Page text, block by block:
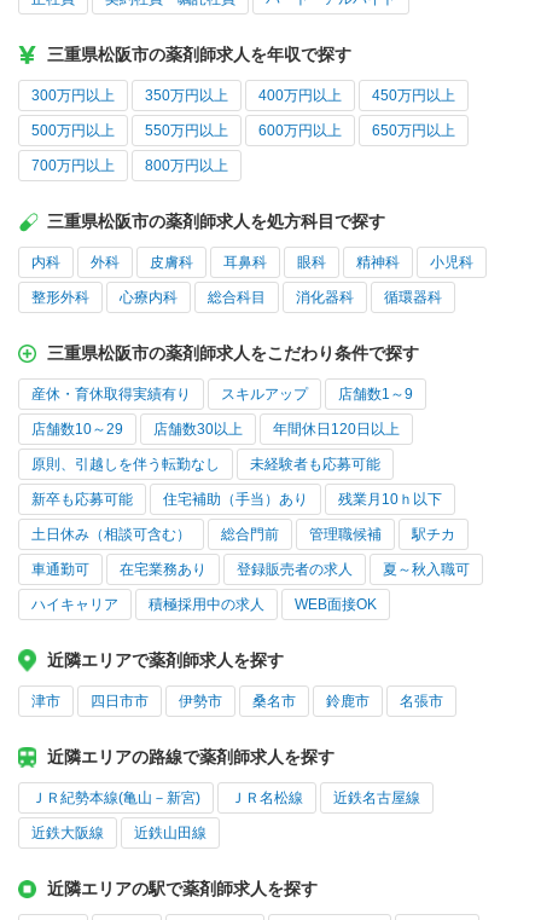
三重県松阪市の薬剤師求人を年収で探す
300万円以上 350万円以上 400万円以上 450万円以上
500万円以上 550万円以上 600万円以上 650万円以上
700万円以上 800万円以上
三重県松阪市の薬剤師求人を処方科目で探す
内科 外科 皮膚科 耳鼻科 眼科 精神科 小児科
整形外科 心療内科 総合科目 消化器科 循環器科
三重県松阪市の薬剤師求人をこだわり条件で探す
産休・育休取得実績有り スキルアップ 店舗数1～9
店舗数10～29 店舗数30以上 年間休日120日以上
原則、引越しを伴う転勤なし 未経験者も応募可能
新卒も応募可能 住宅補助（手当）あり 残業月10ｈ以下
土日休み（相談可含む） 総合門前 管理職候補 駅チカ
車通勤可 在宅業務あり 登録販売者の求人 夏～秋入職可
ハイキャリア 積極採用中の求人 WEB面接OK
近隣エリアで薬剤師求人を探す
津市 四日市市 伊勢市 桑名市 鈴鹿市 名張市
近隣エリアの路線で薬剤師求人を探す
ＪＲ紀勢本線(亀山－新宮) ＪＲ名松線 近鉄名古屋線
近鉄大阪線 近鉄山田線
近隣エリアの駅で薬剤師求人を探す